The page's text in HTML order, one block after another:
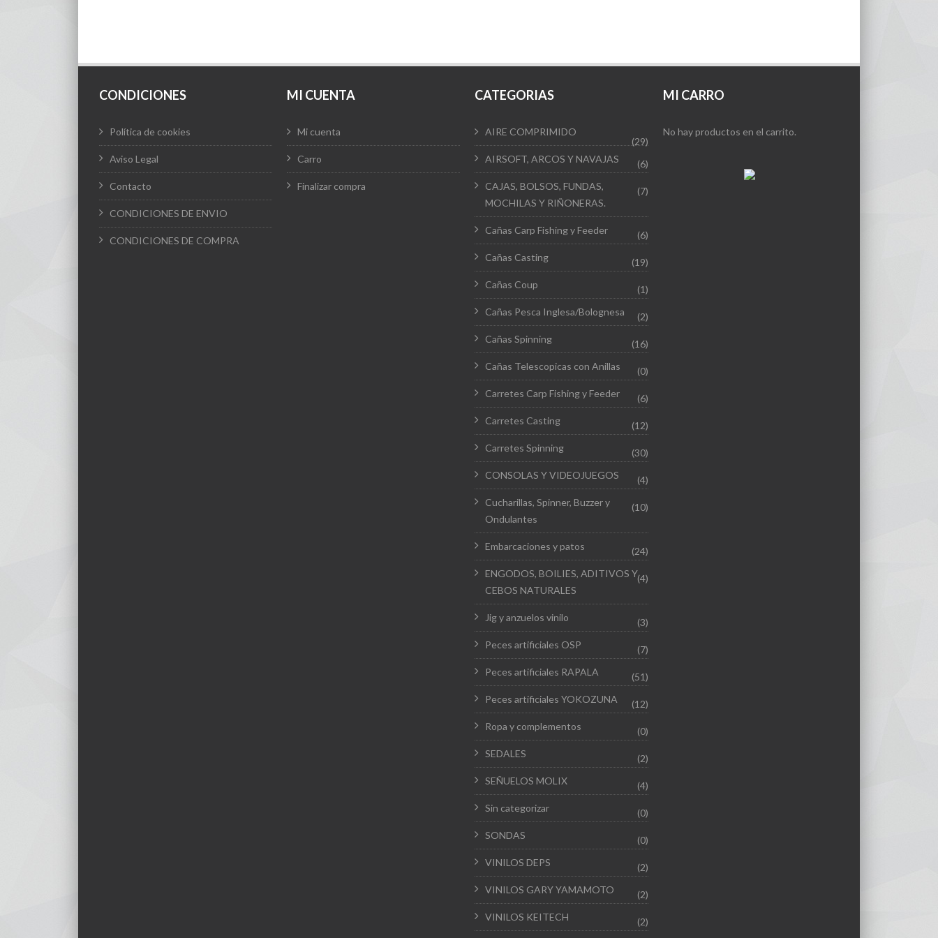
hasta
8,30 €
producto
CONDICIONES
Política de cookies
Aviso Legal
Contacto
CONDICIONES DE ENVIO
CONDICIONES DE COMPRA
MI CUENTA
Mi cuenta
Carro
Finalizar compra
CATEGORIAS
AIRE COMPRIMIDO
(29)
AIRSOFT, ARCOS Y NAVAJAS
(6)
CAJAS, BOLSOS, FUNDAS,
MOCHILAS Y RIÑONERAS.
(7)
Cañas Carp Fishing y Feeder
(6)
Cañas Casting
(19)
Cañas Coup
(1)
Cañas Pesca Inglesa/Bolognesa
(2)
Cañas Spinning
(16)
Cañas Telescopicas con Anillas
(0)
Carretes Carp Fishing y Feeder
(6)
Carretes Casting
(12)
Carretes Spinning
(30)
CONSOLAS Y VIDEOJUEGOS
(4)
Cucharillas, Spinner, Buzzer y
Ondulantes
(10)
Embarcaciones y patos
(24)
ENGODOS, BOILIES, ADITIVOS Y
CEBOS NATURALES
(4)
Jig y anzuelos vinilo
(3)
Peces artificiales OSP
(7)
Peces artificiales RAPALA
(51)
Peces artificiales YOKOZUNA
(12)
Ropa y complementos
(0)
SEDALES
(2)
SEÑUELOS MOLIX
(4)
Sin categorizar
(0)
SONDAS
(0)
VINILOS DEPS
(2)
VINILOS GARY YAMAMOTO
(2)
VINILOS KEITECH
(2)
MI CARRO
No hay productos en el carrito.